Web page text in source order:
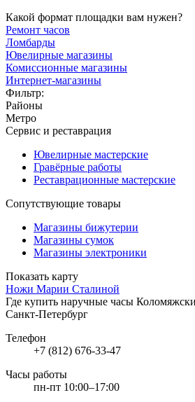
Какой формат площадки вам нужен?
Ремонт часов
Ломбарды
Ювелирные магазины
Комиссионные магазины
Интернет-магазины
Фильтр:
Районы
Метро
Сервис и реставрация
Ювелирные мастерские
Гравёрные работы
Реставрационные мастерские
Сопутствующие товары
Магазины бижутерии
Магазины сумок
Магазины электроники
Показать карту
Ножи Марии Сталиной
Где купить наручные часы
Санкт-Петербург
Телефон
+7 (812) 676-33-47
Часы работы
пн-пт 10:00–17:00